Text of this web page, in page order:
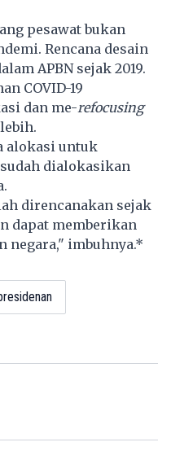
pesawat bukan
Rencana desain
APBN sejak 2019.
COVID-19
dan me-refocusing
alokasi untuk
dialokasikan
direncanakan sejak
dapat memberikan
negara," imbuhnya.*